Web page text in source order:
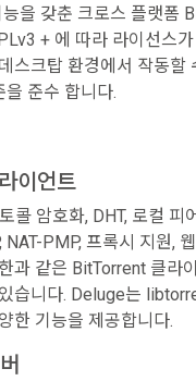
을 갖춘 크로스 플랫폼
+ 에 따라 라이선스
스크탑 환경에서 작동할
준수 합니다.
이언트
콜 암호화, DHT, 로컬 피
NAT-PMP, 프록시 지원,
과 같은 BitTorrent 클라
습니다. Deluge는
한 기능을 제공합니다.